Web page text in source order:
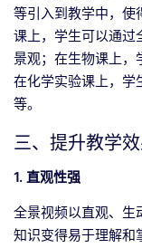
等引入到教学中，使
课上，学生可以通过
景观；在生物课上，
在化学实验课上，学
等。
三、提升教学
1. 直观性强
全景视频以直观、生
知识变得易于理解和